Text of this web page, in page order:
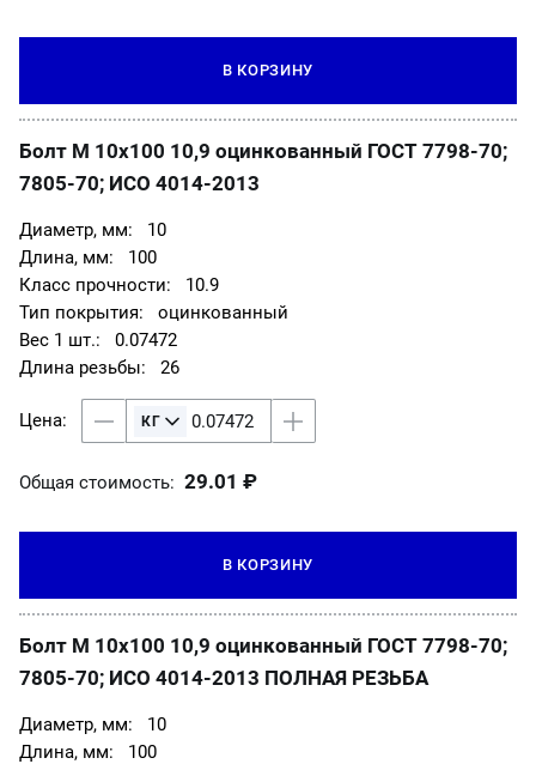
В КОРЗИНУ
Болт М 10х100 10,9 оцинкованный ГОСТ 7798-70;
7805-70; ИСО 4014-2013
10
100
10.9
оцинкованный
0.07472
26
Общая стоимость: 29.01 ₽
В КОРЗИНУ
Болт М 10х100 10,9 оцинкованный ГОСТ 7798-70;
7805-70; ИСО 4014-2013 ПОЛНАЯ РЕЗЬБА
10
100